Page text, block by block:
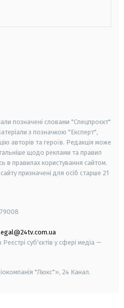
позначені словами "Спецпроєкт"
з позначкою "Експерт",
авторів та героїв. Редакція може
щодо реклами та правил
в правилах користування сайтом.
призначені для осіб старше 21
суб'єктів у сфері медіа —
"Люкс"», 24 Канал.